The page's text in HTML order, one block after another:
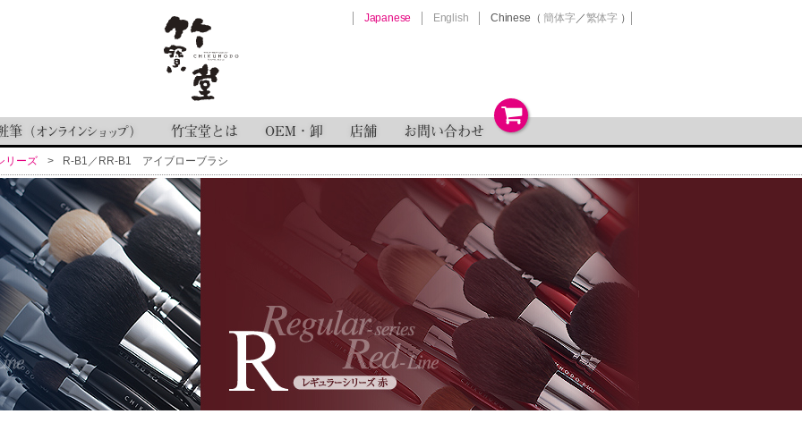
Japanese English Chinese （ 簡体字 ／繁体字 ）
筆 （オンラインショップ） 竹宝堂とは OEM・卸 店舗 お問い合わせ
リーズ R-B1／RR-B1 アイブローブラシ